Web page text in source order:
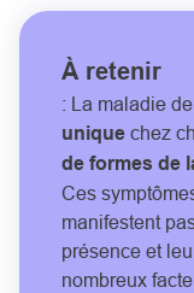
À retenir
: La maladie
unique chez
de formes de
Ces
manifestent
présence et
nombreux